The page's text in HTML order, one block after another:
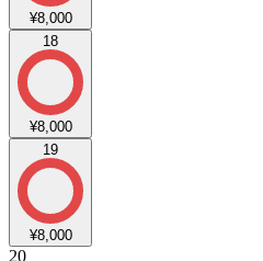
¥8,000
18
¥8,000
19
¥8,000
20